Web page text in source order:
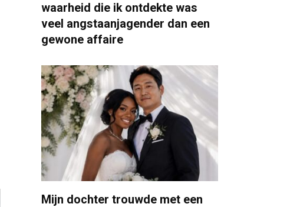
waarheid die ik ontdekte was
veel angstaanjagender dan een
gewone affaire
Mijn dochter trouwde met een